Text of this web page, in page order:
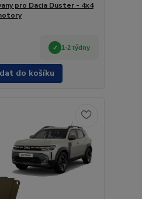
pro Dacia Duster - 4x4
1-2 týdny
do košíku